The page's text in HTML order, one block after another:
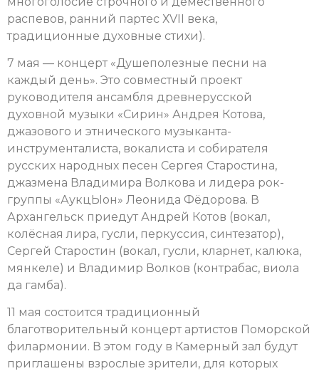
распевов, ранний партес ХVII века,
традиционные духовные стихи).
7 мая — концерт «Душеполезные песни на
каждый день». Это совместный проект
руководителя ансамбля древнерусской
духовной музыки «Сирин» Андрея Котова,
джазового и этнического музыканта-
инструменталиста, вокалиста и собирателя
русских народных песен Сергея Старостина,
джазмена Владимира Волкова и лидера рок-
группы «АукцЫон» Леонида Фёдорова. В
Архангельск приедут Андрей Котов (вокал,
колёсная лира, гусли, перкуссия, синтезатор),
Сергей Старостин (вокал, гусли, кларнет, калюка,
мянкеле) и Владимир Волков (контрабас, виола
да гамба).
11 мая состоится традиционный
благотворительный концерт артистов Поморской
филармонии. В этом году в Камерный зал будут
приглашены взрослые зрители, для которых